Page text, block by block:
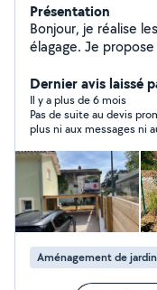
Présentation
Bonjour, je réalise
élagage. Je
Dernier avis laissé
Il y a plus de 6 mois
Pas de suite au devis
plus ni aux messages ni
Aménagement de jardin